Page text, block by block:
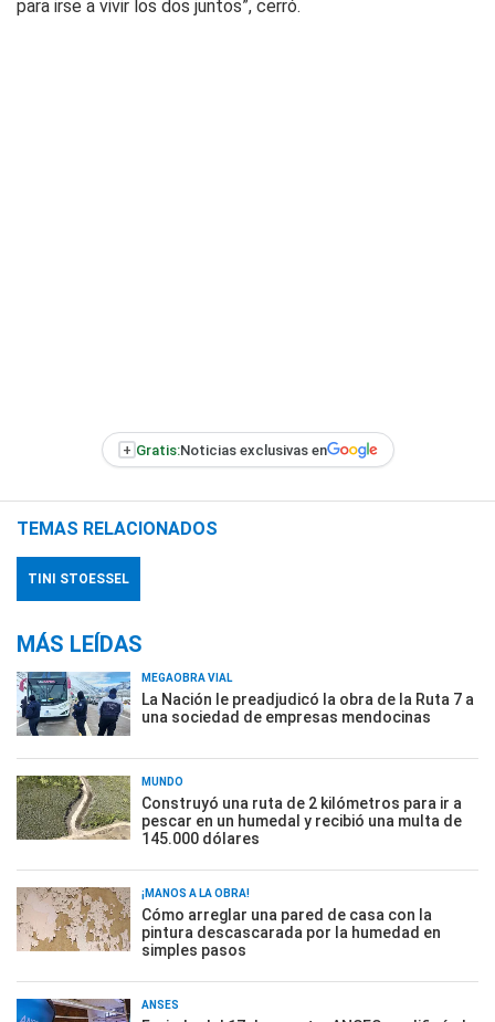
para irse a vivir los dos juntos”, cerró.
+ Gratis:Noticias exclusivas en
TEMAS RELACIONADOS
TINI STOESSEL
MÁS LEÍDAS
MEGAOBRA VIAL
La Nación le preadjudicó la obra de la Ruta 7 a
una sociedad de empresas mendocinas
MUNDO
Construyó una ruta de 2 kilómetros para ir a
pescar en un humedal y recibió una multa de
145.000 dólares
¡MANOS A LA OBRA!
Cómo arreglar una pared de casa con la
pintura descascarada por la humedad en
simples pasos
ANSES